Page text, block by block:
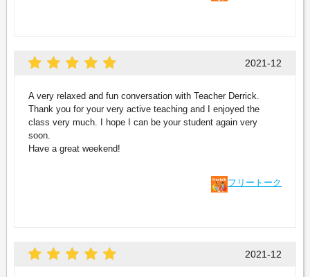
2021-12
A very relaxed and fun conversation with Teacher Derrick.
Thank you for your very active teaching and I enjoyed the
class very much. I hope I can be your student again very
soon.
Have a great weekend!
フリートーク
2021-12